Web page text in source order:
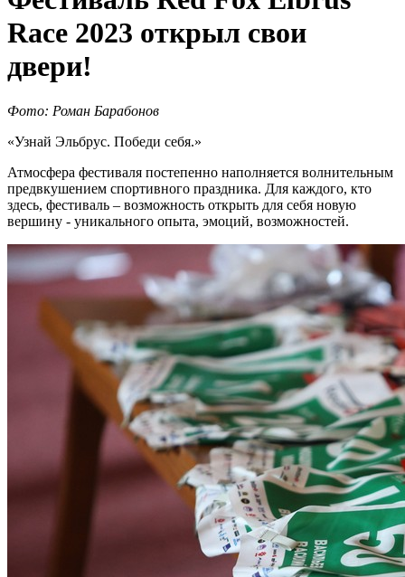
Race 2023 открыл свои
двери!
Фото: Роман Барабонов
«Узнай Эльбрус. Победи себя.»
Атмосфера фестиваля постепенно наполняется волнительным
предвкушением спортивного праздника. Для каждого, кто
здесь, фестиваль – возможность открыть для себя новую
вершину - уникального опыта, эмоций, возможностей.